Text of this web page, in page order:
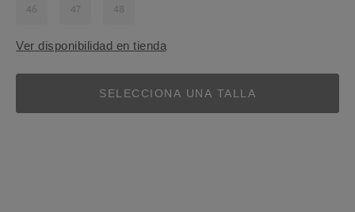
46 47 48
Ver disponibilidad en tienda
SELECCIONA UNA TALLA